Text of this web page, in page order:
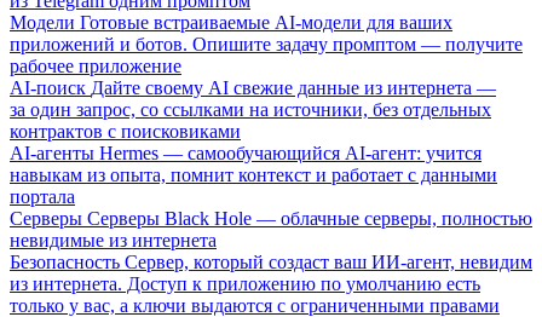
Модели Готовые встраиваемые AI-модели для ваших
приложений и ботов. Опишите задачу промптом — получите
рабочее приложение
AI-поиск Дайте своему AI свежие данные из интернета —
за один запрос, со ссылками на источники, без отдельных
контрактов с поисковиками
AI-агенты Hermes — самообучающийся AI-агент: учится
навыкам из опыта, помнит контекст и работает с данными
портала
Серверы Серверы Black Hole — облачные серверы, полностью
невидимые из интернета
Безопасность Сервер, который создаст ваш ИИ-агент, невидим
из интернета. Доступ к приложению по умолчанию есть
только у вас, а ключи выдаются с ограниченными правами